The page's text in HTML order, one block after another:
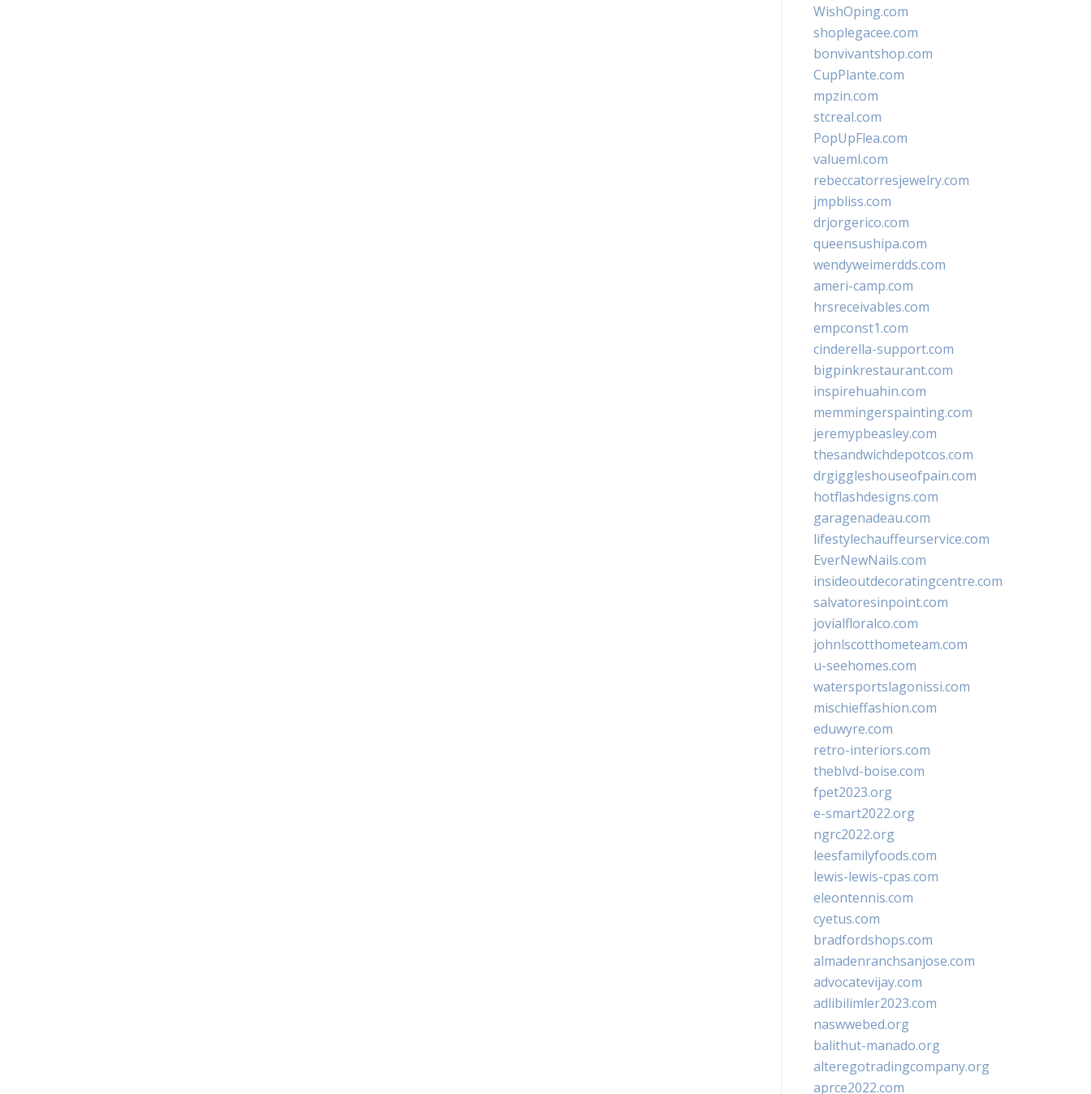
WishOping.com
shoplegacee.com
bonvivantshop.com
CupPlante.com
mpzin.com
stcreal.com
PopUpFlea.com
valueml.com
rebeccatorresjewelry.com
jmpbliss.com
drjorgerico.com
queensushipa.com
wendyweimerdds.com
ameri-camp.com
hrsreceivables.com
empconst1.com
cinderella-support.com
bigpinkrestaurant.com
inspirehuahin.com
memmingerspainting.com
jeremypbeasley.com
thesandwichdepotcos.com
drgiggleshouseofpain.com
hotflashdesigns.com
garagenadeau.com
lifestylechauffeurservice.com
EverNewNails.com
insideoutdecoratingcentre.com
salvatoresinpoint.com
jovialfloralco.com
johnlscotthometeam.com
u-seehomes.com
watersportslagonissi.com
mischieffashion.com
eduwyre.com
retro-interiors.com
theblvd-boise.com
fpet2023.org
e-smart2022.org
ngrc2022.org
leesfamilyfoods.com
lewis-lewis-cpas.com
eleontennis.com
cyetus.com
bradfordshops.com
almadenranchsanjose.com
advocatevijay.com
adlibilimler2023.com
naswwebed.org
balithut-manado.org
alteregotradingcompany.org
aprce2022.com